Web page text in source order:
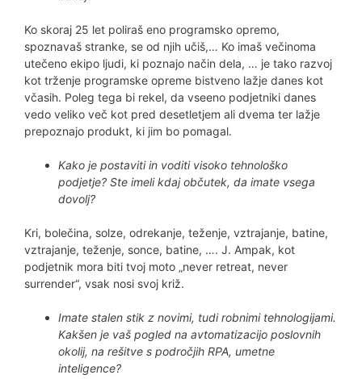
Ko skoraj 25 let poliraš eno programsko opremo,
spoznavaš stranke, se od njih učiš,… Ko imaš večinoma
utečeno ekipo ljudi, ki poznajo način dela, … je tako razvoj
kot trženje programske opreme bistveno lažje danes kot
včasih. Poleg tega bi rekel, da vseeno podjetniki danes
vedo veliko več kot pred desetletjem ali dvema ter lažje
prepoznajo produkt, ki jim bo pomagal.
Kako je postaviti in voditi visoko tehnološko
podjetje? Ste imeli kdaj občutek, da imate vsega
dovolj?
Kri, bolečina, solze, odrekanje, teženje, vztrajanje, batine,
vztrajanje, teženje, sonce, batine, …. J. Ampak, kot
podjetnik mora biti tvoj moto „never retreat, never
surrender“, vsak nosi svoj križ.
Imate stalen stik z novimi, tudi robnimi tehnologijami.
Kakšen je vaš pogled na avtomatizacijo poslovnih
okolij, na rešitve s področjih RPA, umetne
inteligence?